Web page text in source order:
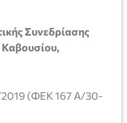
Συνεδρίασης
Καβουσίου,
(ΦΕΚ 167 Α/30-